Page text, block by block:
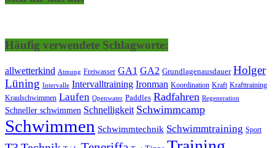
Häufig verwendete Schlagworte:
allwetterkind Atmung Freiwasser GA1 GA2 Grundlagenausdauer Holger
Lüning Intervalle Intervalltraining Ironman Koordination Kraft Krafttraining
Kraulschwimmen Laufen Openwater Paddles Radfahren Regeneration
Schneller schwimmen Schnelligkeit Schwimmcamp
Schwimmen Schwimmtechnik Schwimmtraining Sport